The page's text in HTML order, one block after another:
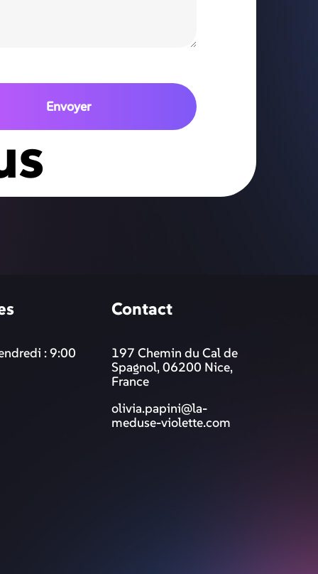
Envoyer
: 9:00
Contact
197 Chemin du Cal de
Spagnol, 06200 Nice,
France
olivia.papini@la-
meduse-violette.com